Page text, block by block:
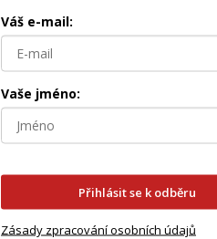
Váš e-mail:
Vaše jméno:
Přihlásit se k odběru
Zásady zpracování osobních údajů